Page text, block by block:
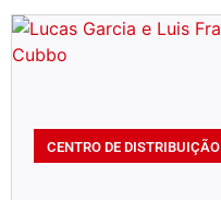
CENTRO DE DISTRIBUIÇÃO